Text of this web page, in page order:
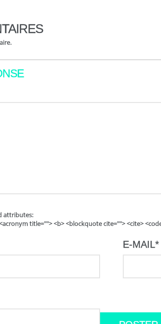
attributes:
title=""> <b> <blockquote cite=""> <cite>
E-MAIL*